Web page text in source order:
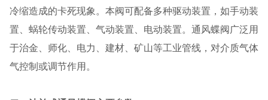
冷缩造成的卡死现象。本阀可配备多种驱动装置，如手动装
置、蜗轮传动装置、气动装置、电动装置。通风蝶阀广泛用
于治金、师化、电力、建材、矿山等工业管线，对介质气体
气控制或调节作用。